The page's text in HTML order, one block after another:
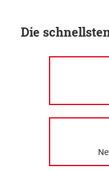
Die